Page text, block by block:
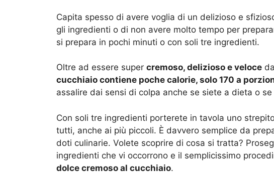
Capita spesso di avere voglia di un delizioso e
gli ingredienti o di non avere molto tempo per
si prepara in pochi minuti o con soli tre ingredienti.
Oltre ad essere super cremoso, delizioso e veloce
cucchiaio contiene poche calorie, solo 170 a
assalire dai sensi di colpa anche se siete a dieta o
Con soli tre ingredienti porterete in tavola uno
tutti, anche ai più piccoli. È davvero semplice da
doti culinarie. Volete scoprire di cosa si tratta?
ingredienti che vi occorrono e il semplicissimo
dolce cremoso al cucchiaio.